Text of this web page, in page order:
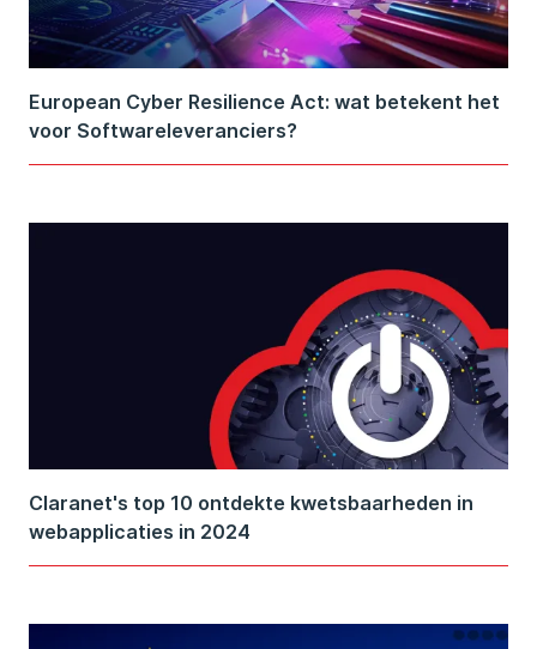
European Cyber Resilience Act: wat betekent het
voor Softwareleveranciers?
Claranet's top 10 ontdekte kwetsbaarheden in
webapplicaties in 2024